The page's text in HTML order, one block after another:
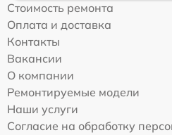
Стоимость ремонта
Оплата и доставка
Контакты
Вакансии
О компании
Ремонтируемые модели
Наши услуги
Согласие на обработку